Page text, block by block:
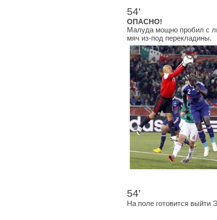
54'
ОПАСНО!
Малуда мощно пробил с
мяч из-под перекладины.
54'
На поле готовится выйти